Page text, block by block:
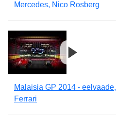
Mercedes, Nico Rosberg
Malaisia GP 2014 - eelvaade,
Ferrari